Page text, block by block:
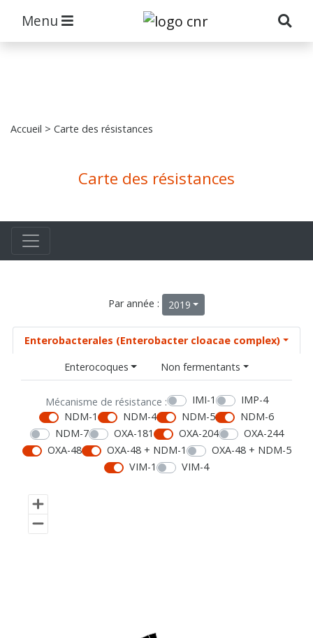
Menu
Accueil > Carte des résistances
Carte des résistances
Par année : 2019
Enterobacterales (Enterobacter cloacae complex)
Enterocoques
Non fermentants
Mécanisme de résistance : IMI-1
IMP-4
NDM-1
NDM-4 NDM-5
NDM-6
NDM-7
OXA-181 OXA-204
OXA-244
OXA-48
OXA-48 + NDM-1
OXA-48 + NDM-5
VIM-1
VIM-4